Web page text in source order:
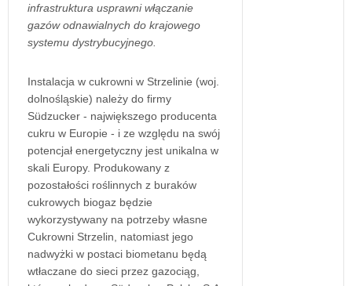
infrastruktura usprawni włączanie
gazów odnawialnych do krajowego
systemu dystrybucyjnego.
Instalacja w cukrowni w Strzelinie (woj.
dolnośląskie) należy do firmy
Südzucker - największego producenta
cukru w Europie - i ze względu na swój
potencjał energetyczny jest unikalna w
skali Europy. Produkowany z
pozostałości roślinnych z buraków
cukrowych biogaz będzie
wykorzystywany na potrzeby własne
Cukrowni Strzelin, natomiast jego
nadwyżki w postaci biometanu będą
wtłaczane do sieci przez gazociąg,